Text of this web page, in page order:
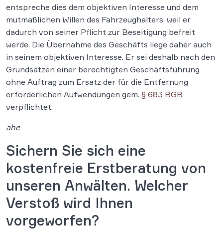
entspreche dies dem objektiven Interesse und dem
mutmaßlichen Willen des Fahrzeughalters, weil er
dadurch von seiner Pflicht zur Beseitigung befreit
werde. Die Übernahme des Geschäfts liege daher auch
in seinem objektiven Interesse. Er sei deshalb nach den
Grundsätzen einer berechtigten Geschäftsführung
ohne Auftrag zum Ersatz der für die Entfernung
erforderlichen Aufwendungen gem. § 683 BGB
verpflichtet.
ahe
Sichern Sie sich eine
kostenfreie Erstberatung von
unseren Anwälten. Welcher
Verstoß wird Ihnen
vorgeworfen?